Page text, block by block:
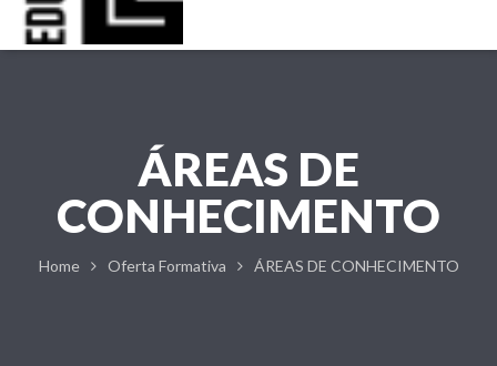
ÁREAS DE
CONHECIMENTO
Home Oferta Formativa ÁREAS DE CONHECIMENTO